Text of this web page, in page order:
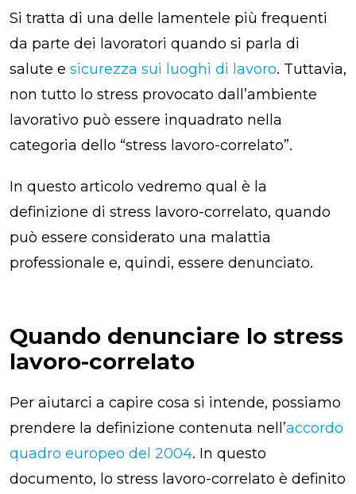
Si tratta di una delle lamentele più frequenti
da parte dei lavoratori quando si parla di
salute e sicurezza sui luoghi di lavoro. Tuttavia,
non tutto lo stress provocato dall’ambiente
lavorativo può essere inquadrato nella
categoria dello “stress lavoro-correlato”.
In questo articolo vedremo qual è la
definizione di stress lavoro-correlato, quando
può essere considerato una malattia
professionale e, quindi, essere denunciato.
Quando denunciare lo stress
lavoro-correlato
Per aiutarci a capire cosa si intende, possiamo
prendere la definizione contenuta nell’accordo
quadro europeo del 2004. In questo
documento, lo stress lavoro-correlato è definito